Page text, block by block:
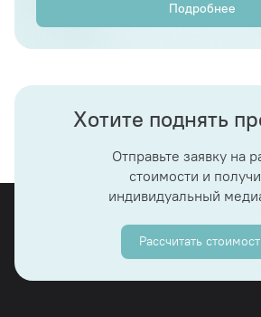
Подробнее
Хотите поднять
Отправьте заявку на
стоимости и
индивидуальный
Рассчитать